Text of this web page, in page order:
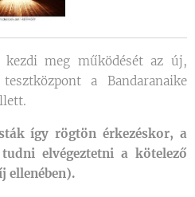
kezdi meg működését az új,
a Bandaranaike
így rögtön érkezéskor, a
elvégeztetni a kötelező
ellenében).